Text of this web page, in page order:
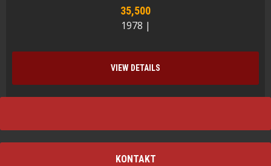
35,500
1978 |
VIEW DETAILS
KONTAKT